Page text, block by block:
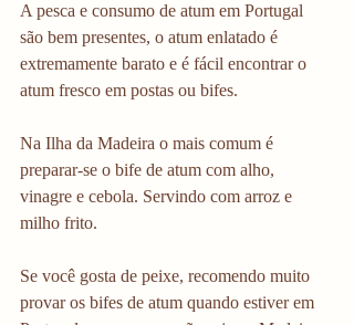
A pesca e consumo de atum em Portugal
são bem presentes, o atum enlatado é
extremamente barato e é fácil encontrar o
atum fresco em postas ou bifes.
Na Ilha da Madeira o mais comum é
preparar-se o bife de atum com alho,
vinagre e cebola. Servindo com arroz e
milho frito.
Se você gosta de peixe, recomendo muito
provar os bifes de atum quando estiver em